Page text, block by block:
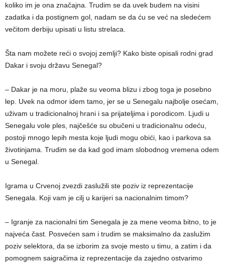
koliko im je ona značajna. Trudim se da uvek budem na visini
zadatka i da postignem gol, nadam se da ću se već na sledećem
večitom derbiju upisati u listu strelaca.
Šta nam možete reći o svojoj zemlji? Kako biste opisali rodni grad
Dakar i svoju državu Senegal?
– Dakar je na moru, plaže su veoma blizu i zbog toga je posebno
lep. Uvek na odmor idem tamo, jer se u Senegalu najbolje osećam,
uživam u tradicionalnoj hrani i sa prijateljima i porodicom. Ljudi u
Senegalu vole ples, najčešće su obučeni u tradicionalnu odeću,
postoji mnogo lepih mesta koje ljudi mogu obići, kao i parkova sa
životinjama. Trudim se da kad god imam slobodnog vremena odem
u Senegal.
Igrama u Crvenoj zvezdi zaslužili ste poziv iz reprezentacije
Senegala. Koji vam je cilj u karijeri sa nacionalnim timom?
– Igranje za nacionalni tim Senegala je za mene veoma bitno, to je
najveća čast. Posvećen sam i trudim se maksimalno da zaslužim
poziv selektora, da se izborim za svoje mesto u timu, a zatim i da
pomognem saigračima iz reprezentacije da zajedno ostvarimo